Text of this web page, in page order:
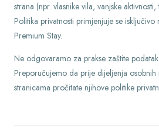
strana (npr. vlasnike vila, vanjske
Politika privatnosti primjenjuje se isključivo
Premium Stay.
Ne odgovaramo za prakse zaštite
Preporučujemo da prije dijeljenja osobnih
stranicama pročitate njihove politike